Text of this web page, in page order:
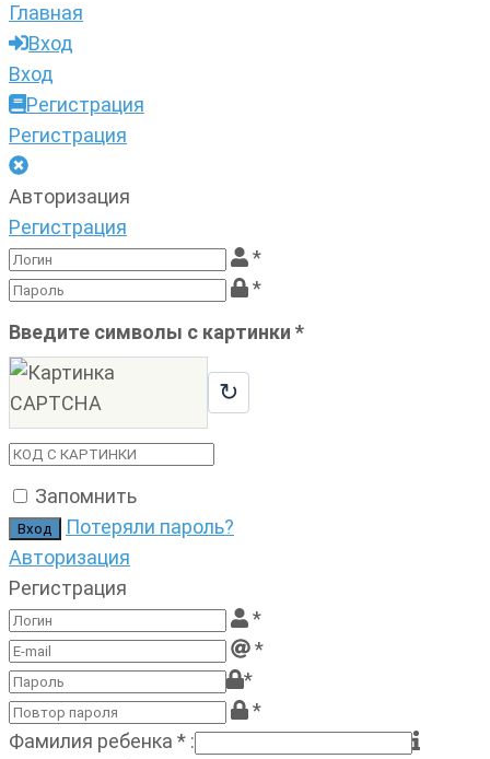
Главная
Вход
Вход
Регистрация
Регистрация
Авторизация
Регистрация
*
*
Введите символы с картинки *
↻
Запомнить
Потеряли пароль?
Авторизация
Регистрация
*
*
*
*
Фамилия ребенка * :